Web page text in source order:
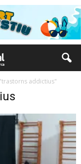
addictius"